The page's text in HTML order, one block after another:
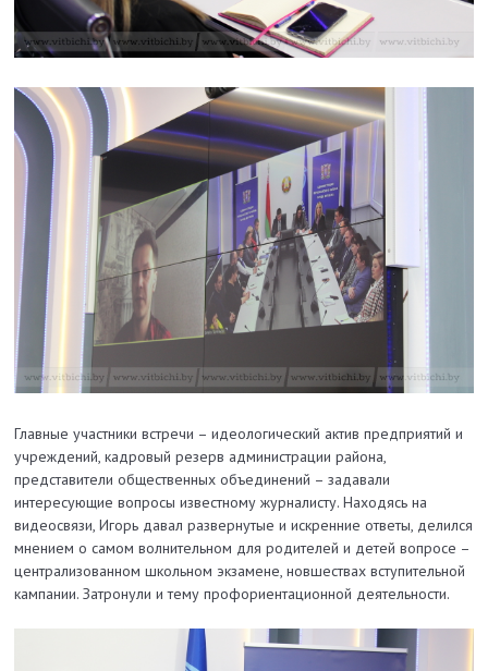
Главные участники встречи – идеологический актив предприятий и
учреждений, кадровый резерв администрации района,
представители общественных объединений – задавали
интересующие вопросы известному журналисту. Находясь на
видеосвязи, Игорь давал развернутые и искренние ответы, делился
мнением о самом волнительном для родителей и детей вопросе –
централизованном школьном экзамене, новшествах вступительной
кампании. Затронули и тему профориентационной деятельности.